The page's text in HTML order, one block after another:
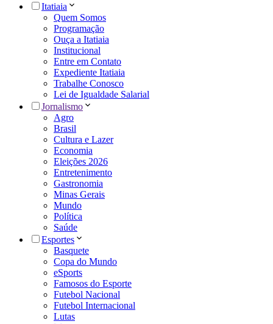
Itatiaia
Quem Somos
Programação
Ouça a Itatiaia
Institucional
Entre em Contato
Expediente Itatiaia
Trabalhe Conosco
Lei de Igualdade Salarial
Jornalismo
Agro
Brasil
Cultura e Lazer
Economia
Eleições 2026
Entretenimento
Gastronomia
Minas Gerais
Mundo
Política
Saúde
Esportes
Basquete
Copa do Mundo
eSports
Famosos do Esporte
Futebol Nacional
Futebol Internacional
Lutas